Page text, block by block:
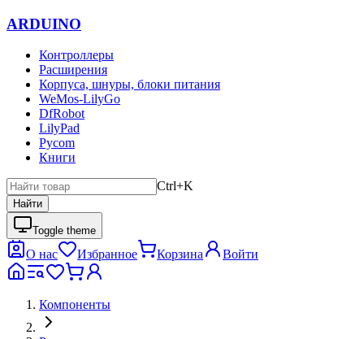
ARDUINO
Контроллеры
Расширения
Корпуса, шнуры, блоки питания
WeMos-LilyGo
DfRobot
LilyPad
Pycom
Книги
Ctrl+K
Найти
Toggle theme
О нас Избранное Корзина Войти
Компоненты